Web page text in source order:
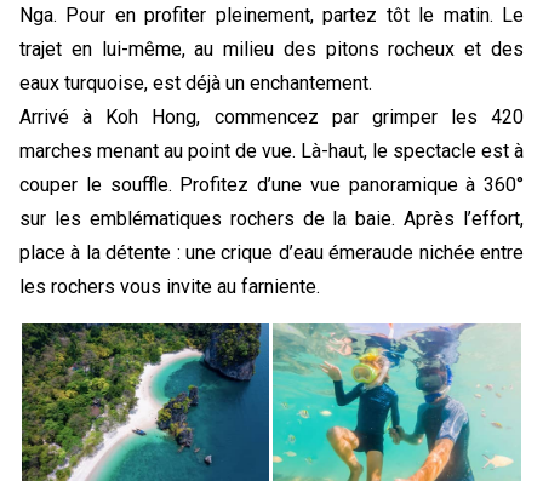
Nga. Pour en profiter pleinement, partez tôt le matin. Le
trajet en lui-même, au milieu des pitons rocheux et des
eaux turquoise, est déjà un enchantement.
Arrivé à Koh Hong, commencez par grimper les 420
marches menant au point de vue. Là-haut, le spectacle est à
couper le souffle. Profitez d’une vue panoramique à 360°
sur les emblématiques rochers de la baie. Après l’effort,
place à la détente : une crique d’eau émeraude nichée entre
les rochers vous invite au farniente.